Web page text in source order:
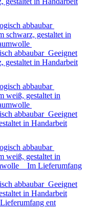
abbaubar Geeignet
gestaltet in Handarbeit
abbaubar Geeignet
in Handarbeit
abbaubar Geeignet
in Handarbeit
ent